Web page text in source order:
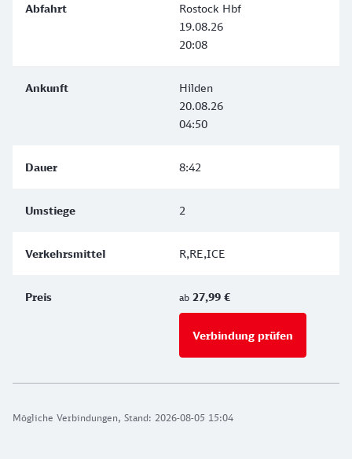
Mögliche Verbindungen, Stand: 2026-08-05 15:04
Rostock Hbf
19.08.26
20:08
Hilden
20.08.26
04:50
8:42
2
R,RE,ICE
ab 27,99 €
Verbindung prüfen